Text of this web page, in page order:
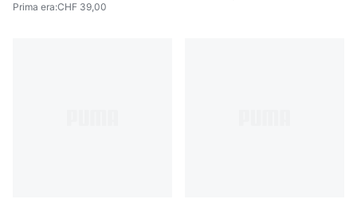
Prima era:CHF 39,00